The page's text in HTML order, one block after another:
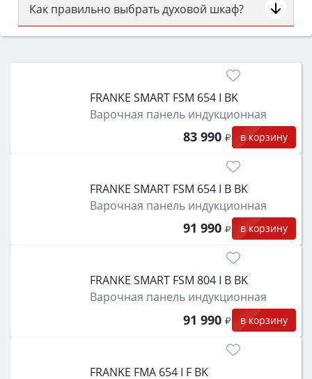
Как правильно выбрать духовой шкаф?
Сначала определитесь с типом (газовый или
затем смотрите на объём 50–70 л для семьи,
функции (конвекция, гриль, самоочистка,
защита от детей).
FRANKE SMART FSM 654 I BK
Варочная панель индукционная
83 990 в корзину
FRANKE SMART FSM 654 I B BK
Варочная панель индукционная
91 990 в корзину
FRANKE SMART FSM 804 I B BK
Варочная панель индукционная
91 990 в корзину
FRANKE FMA 654 I F BK